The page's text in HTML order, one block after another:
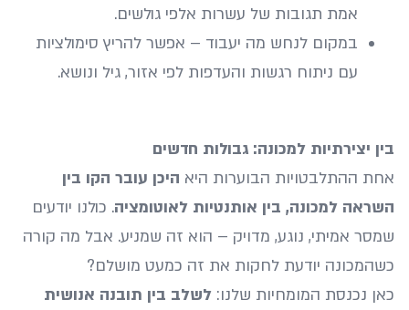
אמת תגובות של עשרות אלפי גולשים.
במקום לנחש מה יעבוד – אפשר להריץ סימולציות
עם ניתוח רגשות והעדפות לפי אזור, גיל ונושא.
בין יצירתיות למכונה: גבולות חדשים
אחת ההתלבטויות הבוערות היא היכן עובר הקו בין
השראה למכונה, בין אותנטיות לאוטומציה. כולנו יודעים
שמסר אמיתי, נוגע, מדויק – הוא זה שמניע. אבל מה קורה
כשהמכונה יודעת לחקות את זה כמעט מושלם?
כאן נכנסת המומחיות שלנו: לשלב בין תובנה אנושית